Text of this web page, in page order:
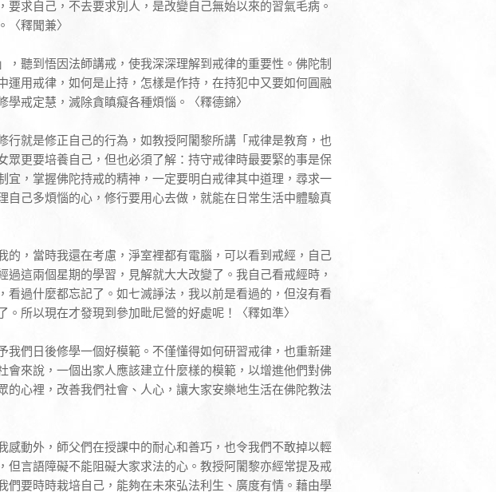
求自己，不去要求別人，是改變自己無始以來的習氣毛病。
〈釋聞兼〉
，聽到悟因法師講戒，使我深深理解到戒律的重要性。佛陀制
運用戒律，如何是止持，怎樣是作持，在持犯中又要如何圓融
戒定慧，滅除貪瞋癡各種煩惱。〈釋德錦〉
行就是修正自己的行為，如教授阿闍黎所講「戒律是教育，也
眾更要培養自己，但也必須了解：持守戒律時最要緊的事是保
宜，掌握佛陀持戒的精神，一定要明白戒律其中道理，尋求一
自己多煩惱的心，修行要用心去做，就能在日常生活中體驗真
的，當時我還在考慮，淨室裡都有電腦，可以看到戒經，自己
這兩個星期的學習，見解就大大改變了。我自己看戒經時，
看過什麼都忘記了。如七滅諍法，我以前是看過的，但沒有看
所以現在才發現到參加毗尼營的好處呢！〈釋如準〉
我們日後修學一個好模範。不僅懂得如何研習戒律，也重新建
會來說，一個出家人應該建立什麼樣的模範，以增進他們對佛
的心裡，改善我們社會、人心，讓大家安樂地生活在佛陀教法
感動外，師父們在授課中的耐心和善巧，也令我們不敢掉以輕
但言語障礙不能阻礙大家求法的心。教授阿闍黎亦經常提及戒
們要時時栽培自己，能夠在未來弘法利生、廣度有情。藉由學